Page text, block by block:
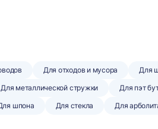
Для отходов и мусора
Для
Для металлической стружки Для пэт
шпона Для стекла Для